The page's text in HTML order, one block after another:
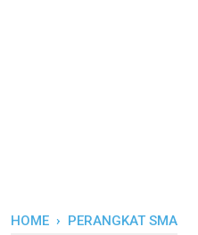
HOME › PERANGKAT SMA